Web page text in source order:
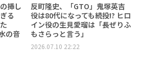
挿し
る
の音
反町隆史、「GTO」鬼塚英吉
役は80代になっても続投!? ヒロ
イン役の生見愛瑠は「長ぜりふ
もさらっと言う」
2026.07.10 22:22